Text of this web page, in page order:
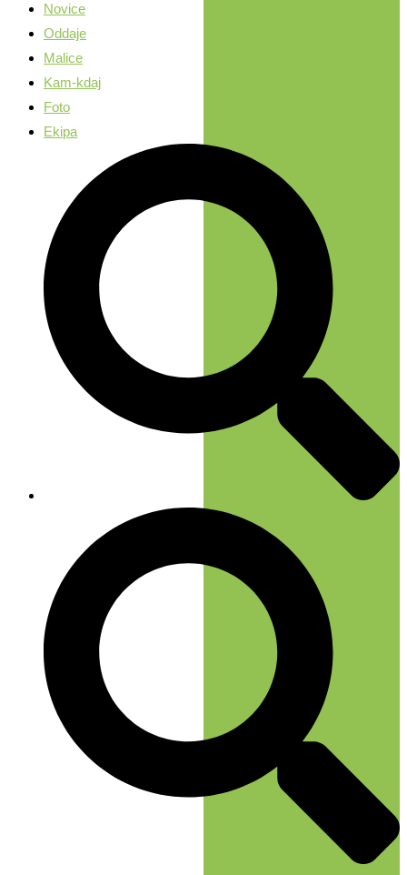
Novice
Oddaje
Malice
Kam-kdaj
Foto
Ekipa